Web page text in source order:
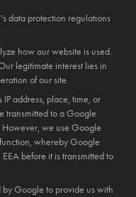
data protection regulations
how our website is used.
legitimate interest lies in
of our site.
address, place, time, or
transmitted to a Google
However, we use Google
whereby Google
before it is transmitted to
by Google to provide us with